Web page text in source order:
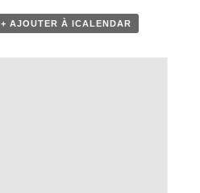
+ AJOUTER À ICALENDAR